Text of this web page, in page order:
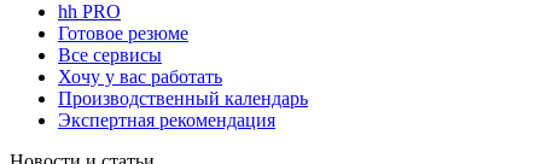
hh PRO
Готовое резюме
Все сервисы
Хочу у вас работать
Производственный календарь
Экспертная рекомендация